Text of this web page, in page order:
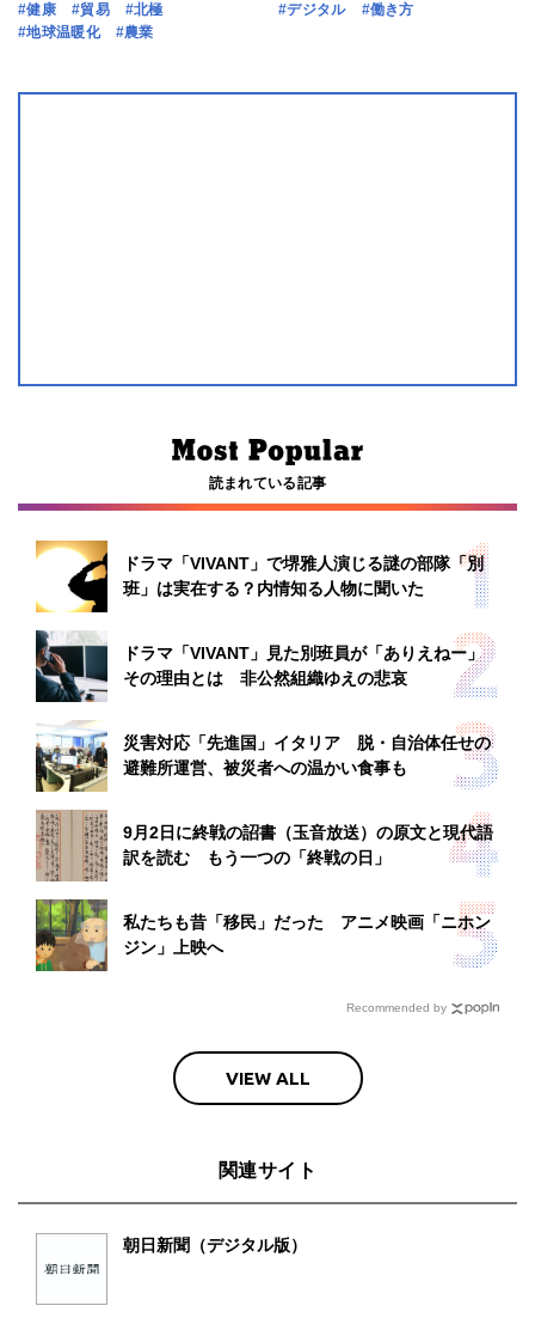
#健康 #貿易
#北極
#地球温暖化
#農業
#デジタル #働き方
読まれている記事
ドラマ「VIVANT」で堺雅人演じる謎の部隊「別
班」は実在する？内情知る人物に聞いた
ドラマ「VIVANT」見た別班員が「ありえねー」
その理由とは 非公然組織ゆえの悲哀
災害対応「先進国」イタリア 脱・自治体任せの
避難所運営、被災者への温かい食事も
9月2日に終戦の詔書（玉音放送）の原文と現代語
訳を読む もう一つの「終戦の日」
私たちも昔「移民」だった アニメ映画「ニホン
ジン」上映へ
Recommended by
VIEW ALL
関連サイト
朝日新聞（デジタル版）